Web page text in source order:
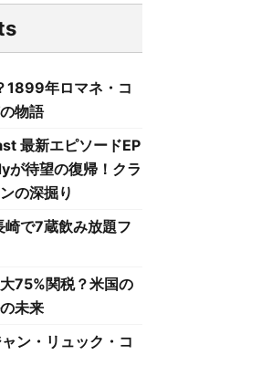
1899年ロマネ・コ
物語
最新エピソードEP
待望の復帰！クラ
の深掘り
で7蔵飲み放題フ
75%関税？米国の
未来
ン・リュック・コ